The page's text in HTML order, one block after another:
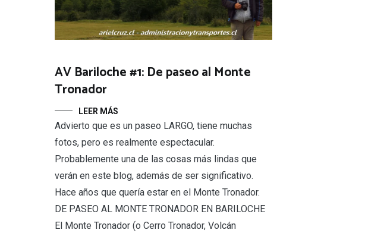
AV Bariloche #1: De paseo al Monte
Tronador
LEER MÁS
Advierto que es un paseo LARGO, tiene muchas
fotos, pero es realmente espectacular.
Probablemente una de las cosas más lindas que
verán en este blog, además de ser significativo.
Hace años que quería estar en el Monte Tronador.
DE PASEO AL MONTE TRONADOR EN BARILOCHE
El Monte Tronador (o Cerro Tronador, Volcán